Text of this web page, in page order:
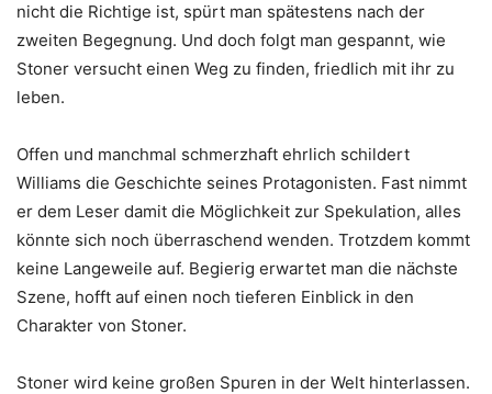
nicht die Richtige ist, spürt man spätestens nach der
zweiten Begegnung. Und doch folgt man gespannt, wie
Stoner versucht einen Weg zu finden, friedlich mit ihr zu
leben.
Offen und manchmal schmerzhaft ehrlich schildert
Williams die Geschichte seines Protagonisten. Fast nimmt
er dem Leser damit die Möglichkeit zur Spekulation, alles
könnte sich noch überraschend wenden. Trotzdem kommt
keine Langeweile auf. Begierig erwartet man die nächste
Szene, hofft auf einen noch tieferen Einblick in den
Charakter von Stoner.
Stoner wird keine großen Spuren in der Welt hinterlassen.